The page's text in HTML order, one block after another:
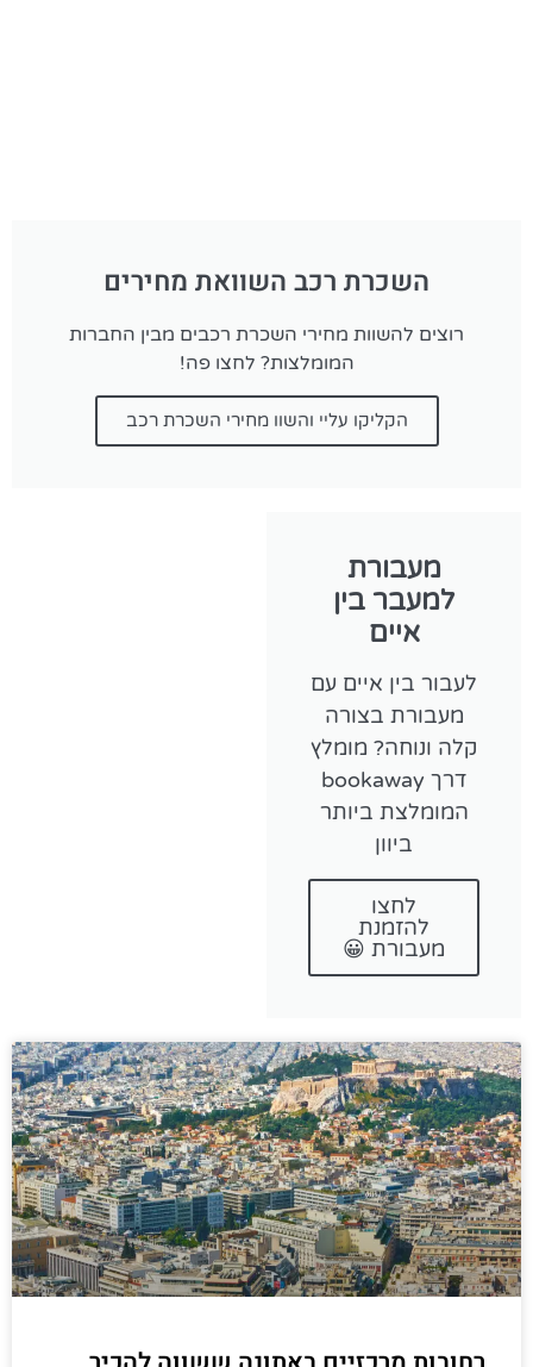
השכרת רכב השוואת מחירים
רוצים להשוות מחירי השכרת רכבים מבין החברות
המומלצות? לחצו פה!
הקליקו עליי והשוו מחירי השכרת רכב
מעבורת
למעבר בין
איים
לעבור בין איים עם
מעבורת בצורה
קלה ונוחה? מומלץ
דרך bookaway
המומלצת ביותר
ביוון
לחצו
להזמנת
מעבורת 😀